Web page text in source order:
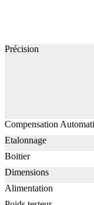
Précision
Compensation
Etalonnage
Boitier
Dimensions
Alimentation